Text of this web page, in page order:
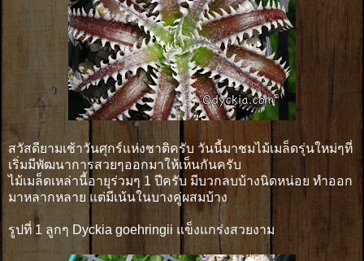
สวัสดียามเช้าวันศุกร์แห่งชาติครับ วันนี้มาชมไม้เมล็ดรุ่นใหม่ๆที่
เริ่มมีพัฒนาการสวยๆออกมาให้เห็นกันครับ
ไม้เมล็ดเหล่านี้อายุร่วมๆ 1 ปีครับ มีบวกลบบ้างนิดหน่อย ทำออก
มาหลากหลาย แต่มีเน้นในบางคู่ผสมบ้าง
รูปที่ 1 ลูกๆ Dyckia goehringii แข็งแกร่งสวยงาม